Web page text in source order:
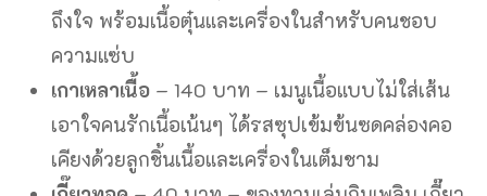
ถึงใจ พร้อมเนื้อตุ๋นและเครื่องในสำหรับคนชอบ
ความแซ่บ
เกาเหลาเนื้อ – 140 บาท – เมนูเนื้อแบบไม่ใส่เส้น
เอาใจคนรักเนื้อเน้นๆ ได้รสซุปเข้มข้นซดคล่องคอ
เคียงด้วยลูกชิ้นเนื้อและเครื่องในเต็มชาม